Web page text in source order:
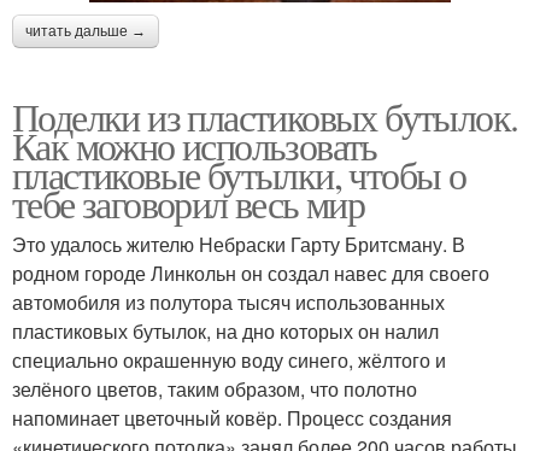
читать дальше →
Поделки из пластиковых бутылок.
Как можно использовать
пластиковые бутылки, чтобы о
тебе заговорил весь мир
Это удалось жителю Небраски Гарту Бритсману. В
родном городе Линкольн он создал навес для своего
автомобиля из полутора тысяч использованных
пластиковых бутылок, на дно которых он налил
специально окрашенную воду синего, жёлтого и
зелёного цветов, таким образом, что полотно
напоминает цветочный ковёр. Процесс создания